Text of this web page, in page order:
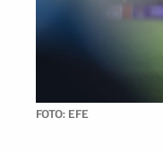
FOTO: EFE